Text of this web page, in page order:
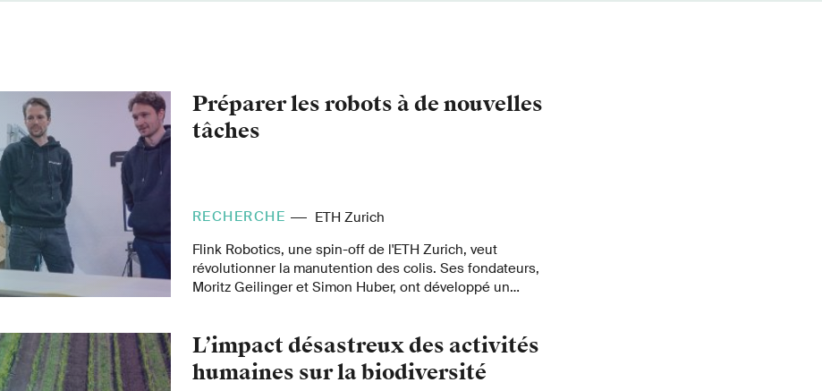
Préparer les robots à de nouvelles
tâches
RECHERCHE
ETH Zurich
Flink Robotics, une spin-off de l'ETH Zurich, veut
révolutionner la manutention des colis. Ses fondateurs,
Moritz Geilinger et Simon Huber, ont développé un
L’impact désastreux des activités
humaines sur la biodiversité